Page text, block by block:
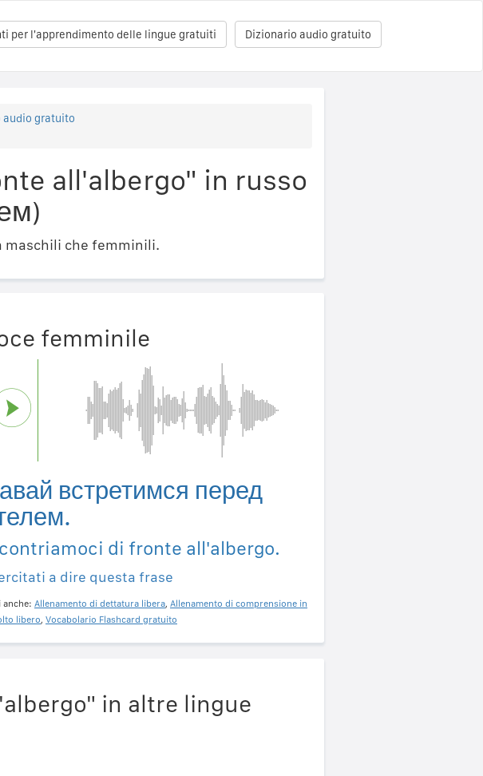
Dizionario audio gratuito
per l'apprendimento delle lingue gratuiti
audio gratuito
all'albergo" in russo
maschili che femminili.
femminile
встретимся перед
di fronte all'albergo.
a dire questa frase
anche: Allenamento di dettatura libera, Allenamento di comprensione in
libero, Vocabolario Flashcard gratuito
in altre lingue